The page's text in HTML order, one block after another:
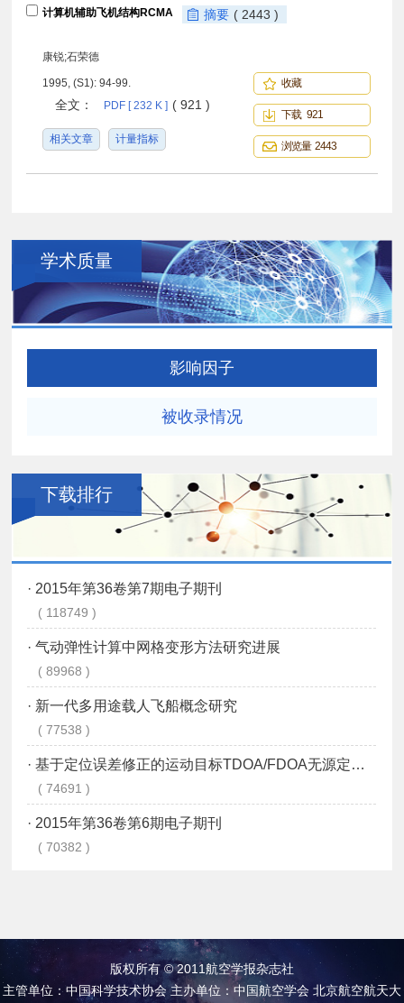
计算机辅助飞机结构RCMA 摘要 ( 2443 )
康锐;石荣德
1995, (S1): 94-99.
全文： PDF [ 232 K ] ( 921 )
相关文章 计量指标
收藏
下载 921
浏览量 2443
学术质量
影响因子
被收录情况
下载排行
版权所有 © 2011航空学报杂志社
主管单位：中国科学技术协会 主办单位：中国航空学会 北京航空航天大